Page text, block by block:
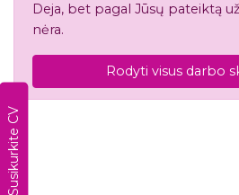
Susikurkite CV
Deja, bet pagal Jūsų pateiktą
nėra.
Rodyti visus darbo